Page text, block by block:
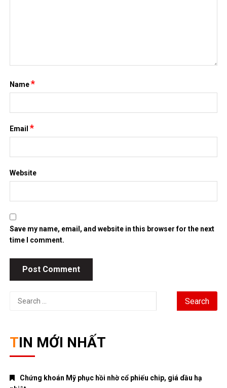
Name*
Email*
Website
Save my name, email, and website in this browser for the next
time I comment.
Search
TIN MỚI NHẤT
Chứng khoán Mỹ phục hồi nhờ cổ phiếu chip, giá dầu hạ